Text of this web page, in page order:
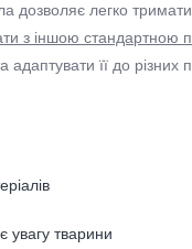
дозволяє легко тримати
з іншою стандартною
її до різних
увагу тварини